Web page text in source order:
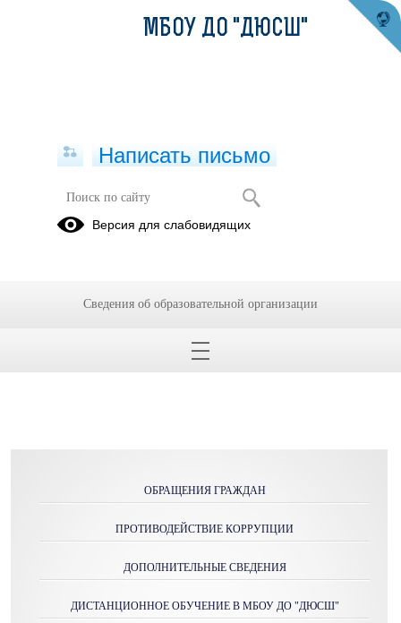
Памятка - Международный день
борьбы с коррупцией.
Памятка - Международный день борьбы с коррупцией.doc
ОБРАЩЕНИЯ ГРАЖДАН
ПРОТИВОДЕЙСТВИЕ КОРРУПЦИИ
ДОПОЛНИТЕЛЬНЫЕ СВЕДЕНИЯ
ДИСТАНЦИОННОЕ ОБУЧЕНИЕ В МБОУ ДО "ДЮСШ"
МБОУ ДО "ДЮСШ"
Написать письмо
Версия для слабовидящих
Сведения об образовательной организации